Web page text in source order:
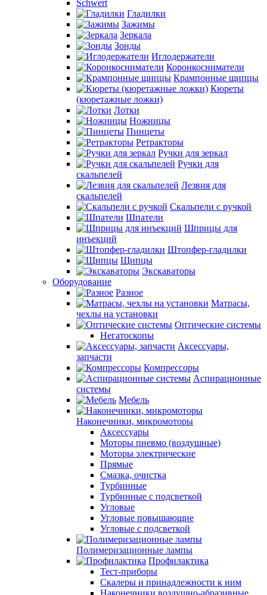
Schwert
Гладилки
Зажимы
Зеркала
Зонды
Иглодержатели
Коронкосниматели
Крампонные щипцы
Кюреты
(кюретажные ложки)
Лотки
Ножницы
Пинцеты
Ретракторы
Ручки для зеркал
Ручки для
скальпелей
Лезвия для
скальпелей
Скальпели с ручкой
Шпатели
Шприцы для
инъекций
Штопфер-гладилки
Щипцы
Экскаваторы
Оборудование
Разное
Матрасы,
чехлы на установки
Оптические системы
Негатоскопы
Аксессуары,
запчасти
Компрессоры
Аспирационные
системы
Мебель
Наконечники, микромоторы
Аксессуары
Моторы пневмо (воздушные)
Моторы электрические
Прямые
Смазка, очистка
Турбинные
Турбинные с подсветкой
Угловые
Угловые повышающие
Угловые с подсветкой
Полимеризационные лампы
Профилактика
Тест-приборы
Скалеры и принадлежности к ним
Наконечники воздушно-абразивные